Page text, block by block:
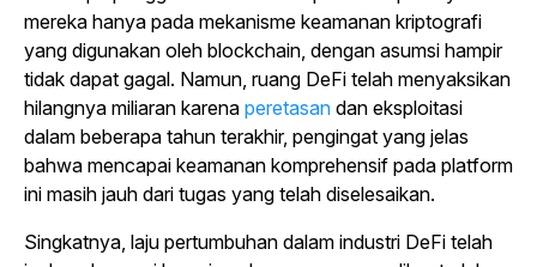
mereka hanya pada mekanisme keamanan kriptografi
yang digunakan oleh blockchain, dengan asumsi hampir
tidak dapat gagal. Namun, ruang DeFi telah menyaksikan
hilangnya miliaran karena peretasan dan eksploitasi
dalam beberapa tahun terakhir, pengingat yang jelas
bahwa mencapai keamanan komprehensif pada platform
ini masih jauh dari tugas yang telah diselesaikan.
Singkatnya, laju pertumbuhan dalam industri DeFi telah